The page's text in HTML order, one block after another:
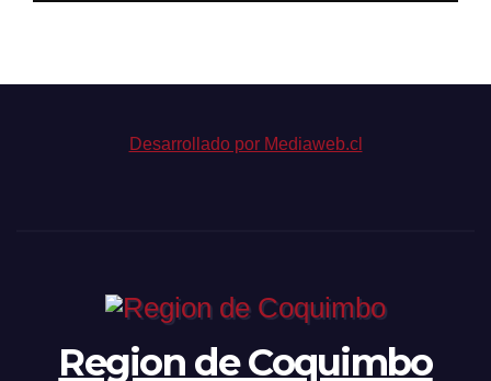
Desarrollado por Mediaweb.cl
Region de Coquimbo